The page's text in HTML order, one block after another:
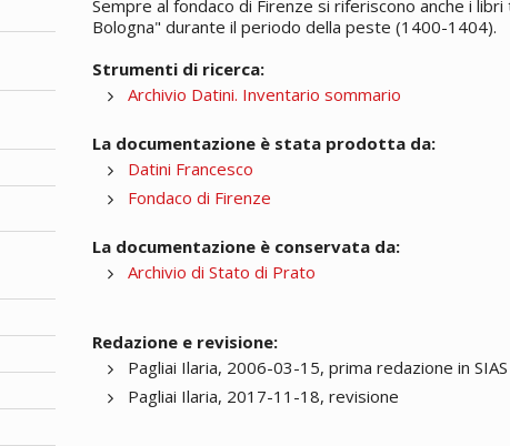
Sempre al fondaco di Firenze si riferiscono anche i
Bologna" durante il periodo della peste (1400-1404).
Strumenti di ricerca:
Archivio Datini. Inventario sommario
La documentazione è stata prodotta da:
Datini Francesco
Fondaco di Firenze
La documentazione è conservata da:
Archivio di Stato di Prato
Redazione e revisione:
Pagliai Ilaria, 2006-03-15, prima redazione in SIAS
Pagliai Ilaria, 2017-11-18, revisione